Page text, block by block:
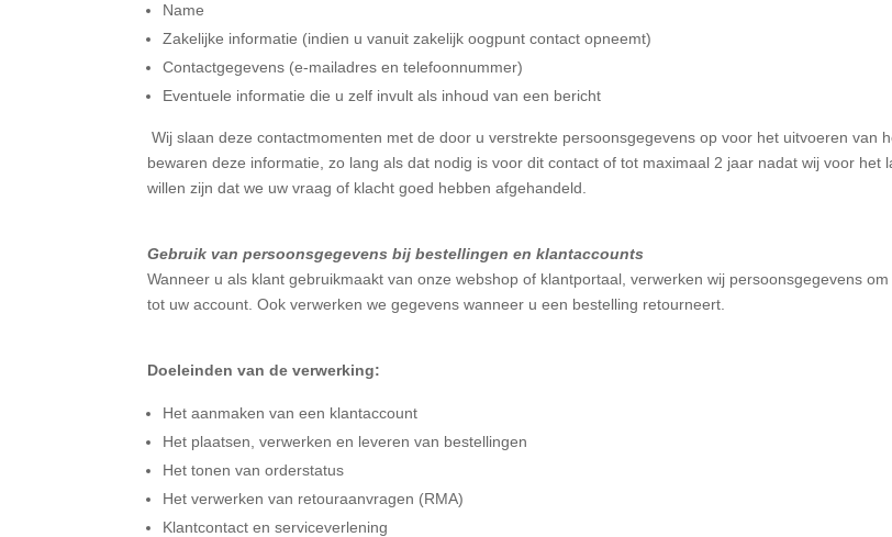
Name
Zakelijke informatie (indien u vanuit zakelijk oogpunt contact opneemt)
Contactgegevens (e-mailadres en telefoonnummer)
Eventuele informatie die u zelf invult als inhoud van een bericht
Wij slaan deze contactmomenten met de door u verstrekte persoonsgegevens op voor het uitvoeren van
bewaren deze informatie, zo lang als dat nodig is voor dit contact of tot maximaal 2 jaar nadat wij voor
willen zijn dat we uw vraag of klacht goed hebben afgehandeld.
Gebruik van persoonsgegevens bij bestellingen en klantaccounts
Wanneer u als klant gebruikmaakt van onze webshop of klantportaal, verwerken wij persoonsgegevens
tot uw account. Ook verwerken we gegevens wanneer u een bestelling retourneert.
Doeleinden van de verwerking:
Het aanmaken van een klantaccount
Het plaatsen, verwerken en leveren van bestellingen
Het tonen van orderstatus
Het verwerken van retouraanvragen (RMA)
Klantcontact en serviceverlening